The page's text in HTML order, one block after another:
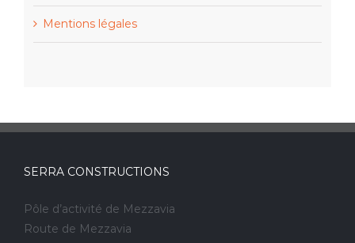
Mentions légales
SERRA CONSTRUCTIONS
Pôle d’activité de Mezzavia
Route de Mezzavia